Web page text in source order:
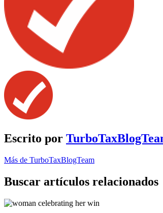
Escrito por
Más de TurboTaxBlogTeam
Buscar artículos relacionados